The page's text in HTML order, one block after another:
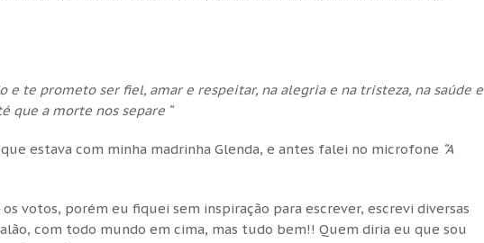
e te prometo ser fiel, amar e respeitar, na alegria e na tristeza, na saúde e
que a morte nos separe “
estava com minha madrinha Glenda, e antes falei no microfone “A
votos, porém eu fiquei sem inspiração para escrever, escrevi diversas
com todo mundo em cima, mas tudo bem!! Quem diria eu que sou